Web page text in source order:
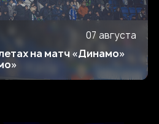
07 августа
на матч «Динамо»